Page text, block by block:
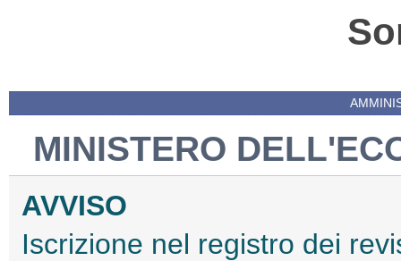
MINISTERO
AVVISO
Iscrizione nel registro dei